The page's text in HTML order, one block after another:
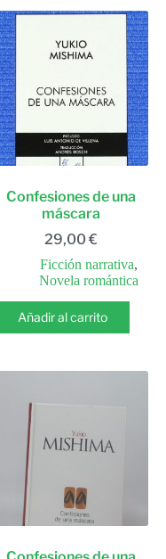
Confesiones de una
máscara
29,00 €
Ficción narrativa,
Novela romántica
Añadir al carrito